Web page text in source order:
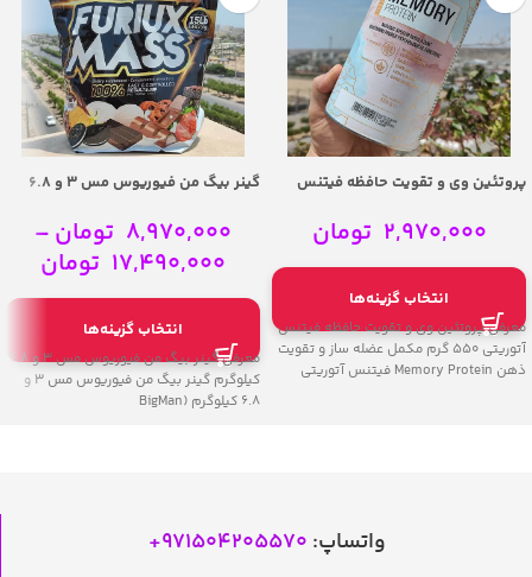
پروتئین وی و تقویت حافظه فیتنس
Protein 550g (Focus & Brain
2,970,000 تومان
انتخاب گزینه‌ها
معرفی پروتئین وی و تقویت حافظه فیتنس
آتوریتی 550 گرم مکمل عضله ساز و تقویت
ذهن Memory Protein فیتنس آتوریتی
گینر بیگ من فیوریوس مس ۳ و ۶.۸
Mass Weight Gainer 3kg & 6.8kg
8,970,000 تومان–
17,490,000 تومان
انتخاب گزینه‌ها
معرفی گینر بیگ من فیوریوس مس ۳ و ۶.۸
کیلوگرم گینر بیگ من فیوریوس مس ۳ و
۶.۸ کیلوگرم (BigMan
واتساپ: 971504205570
+